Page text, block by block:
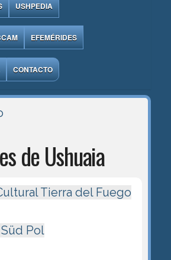
USHPEDIA
EFEMÉRIDES
CONTACTO
de Ushuaia
Tierra del Fuego
Pol